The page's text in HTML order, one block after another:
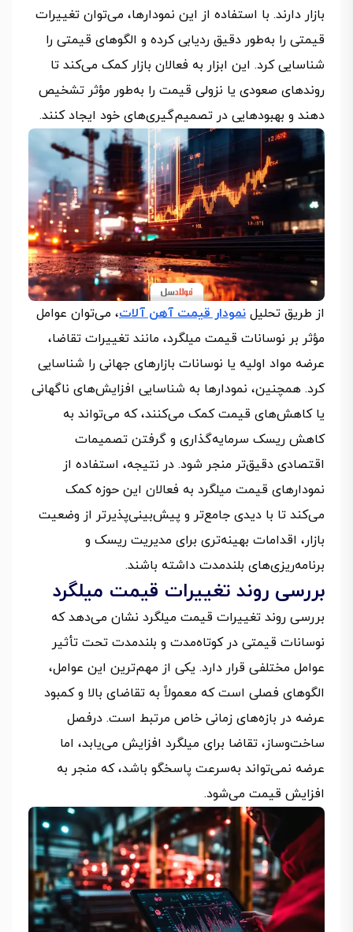
بازار دارند. با استفاده از این نمودارها، می‌توان تغییرات
قیمتی را به‌طور دقیق ردیابی کرده و الگوهای قیمتی را
شناسایی کرد. این ابزار به فعالان بازار کمک می‌کند تا
روندهای صعودی یا نزولی قیمت را به‌طور مؤثر تشخیص
دهند و بهبودهایی در تصمیم‌گیری‌های خود ایجاد کنند.
از طریق تحلیل نمودار قیمت آهن‌ آلات، می‌توان عوامل
مؤثر بر نوسانات قیمت میلگرد، مانند تغییرات تقاضا،
عرضه مواد اولیه یا نوسانات بازارهای جهانی را شناسایی
کرد. همچنین، نمودارها به شناسایی افزایش‌های ناگهانی
یا کاهش‌های قیمت کمک می‌کنند، که می‌تواند به
کاهش ریسک سرمایه‌گذاری و گرفتن تصمیمات
اقتصادی دقیق‌تر منجر شود. در نتیجه، استفاده از
نمودارهای قیمت میلگرد به فعالان این حوزه کمک
می‌کند تا با دیدی جامع‌تر و پیش‌بینی‌پذیرتر از وضعیت
بازار، اقدامات بهینه‌تری برای مدیریت ریسک و
برنامه‌ریزی‌های بلندمدت داشته باشند.
بررسی روند تغییرات قیمت میلگرد
بررسی روند تغییرات قیمت میلگرد نشان می‌دهد که
نوسانات قیمتی در کوتاه‌مدت و بلندمدت تحت تأثیر
عوامل مختلفی قرار دارد. یکی از مهم‌ترین این عوامل،
الگوهای فصلی است که معمولاً به تقاضای بالا و کمبود
عرضه در بازه‌های زمانی خاص مرتبط است. درفصل
ساخت‌وساز، تقاضا برای میلگرد افزایش می‌یابد، اما
عرضه نمی‌تواند به‌سرعت پاسخگو باشد، که منجر به
افزایش قیمت می‌شود.